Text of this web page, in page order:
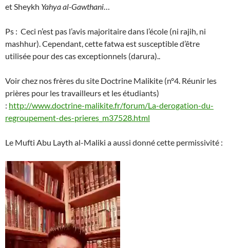
et Sheykh Yahya al-Gawthani…
Ps : Ceci n’est pas l’avis majoritaire dans l’école (ni rajih, ni
mashhur). Cependant, cette fatwa est susceptible d’être
utilisée pour des cas exceptionnels (darura)..
Voir chez nos frères du site Doctrine Malikite (n°4. Réunir les
prières pour les travailleurs et les étudiants)
: http://www.doctrine-malikite.fr/forum/La-derogation-du-
regroupement-des-prieres_m37528.html
Le Mufti Abu Layth al-Maliki a aussi donné cette permissivité :